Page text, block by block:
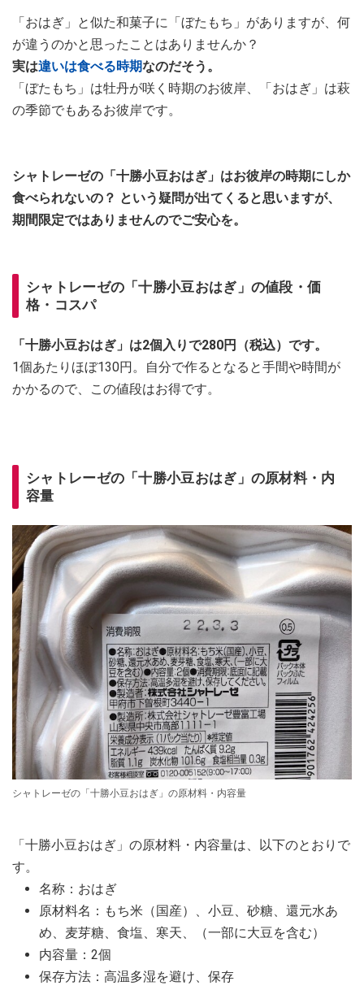
「おはぎ」と似た和菓子に「ぼたもち」がありますが、何
が違うのかと思ったことはありませんか？
実は違いは食べる時期なのだそう。
「ぼたもち」は牡丹が咲く時期のお彼岸、「おはぎ」は萩
の季節でもあるお彼岸です。
シャトレーゼの「十勝小豆おはぎ」はお彼岸の時期にしか
食べられないの？ という疑問が出てくると思いますが、
期間限定ではありませんのでご安心を。
シャトレーゼの「十勝小豆おはぎ」の値段・価
格・コスパ
「十勝小豆おはぎ」は2個入りで280円（税込）です。
1個あたりほぼ130円。自分で作るとなると手間や時間が
かかるので、この値段はお得です。
シャトレーゼの「十勝小豆おはぎ」の原材料・内
容量
シャトレーゼの「十勝小豆おはぎ」の原材料・内容量
「十勝小豆おはぎ」の原材料・内容量は、以下のとおりで
す。
名称：おはぎ
原材料名：もち米（国産）、小豆、砂糖、還元水あ
め、麦芽糖、食塩、寒天、（一部に大豆を含む）
内容量：2個
保存方法：高温多湿を避け、保存